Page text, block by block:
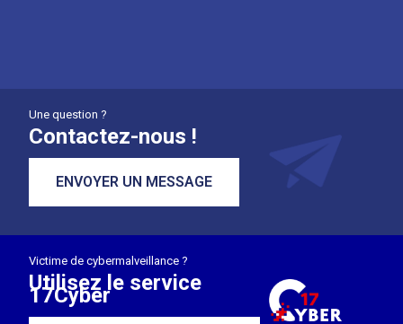
Une question ?
Contactez-nous !
ENVOYER UN MESSAGE
Victime de cybermalveillance ?
Utilisez le service
17Cyber